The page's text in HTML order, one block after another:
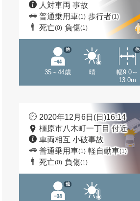
人対車両 事故
普通乗用車(1) 歩行者(1)
死亡(0) 負傷(1)
35～44歳
他
晴
幅9.0～
13.0m
他
2020年12月6日(日)16:14
橿原市八木町一丁目 付近
車両相互 小破事故
普通乗用車(1) 軽自動車(1)
死亡(0) 負傷(1)
他